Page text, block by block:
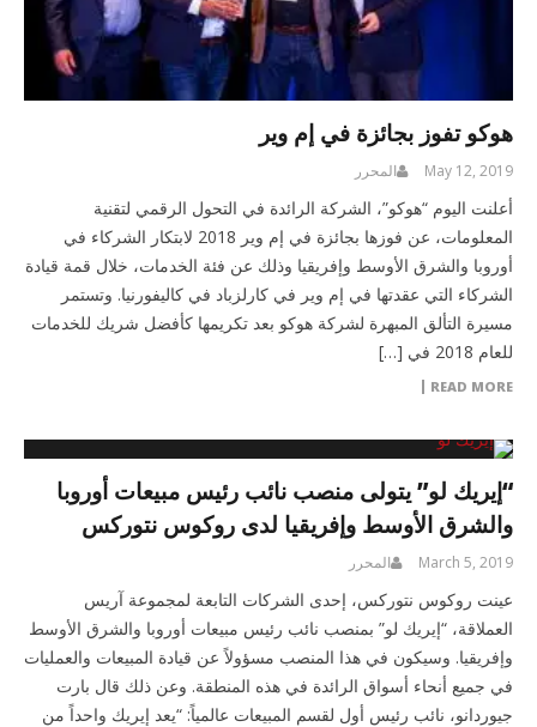
هوكو تفوز بجائزة في إم وير
May 12, 2019 المحرر
أعلنت اليوم “هوكو”، الشركة الرائدة في التحول الرقمي لتقنية
المعلومات، عن فوزها بجائزة في إم وير 2018 لابتكار الشركاء في
أوروبا والشرق الأوسط وإفريقيا وذلك عن فئة الخدمات، خلال قمة قيادة
الشركاء التي عقدتها في إم وير في كارلزباد في كاليفورنيا. وتستمر
مسيرة التألق المبهرة لشركة هوكو بعد تكريمها كأفضل شريك للخدمات
للعام 2018 في […]
READ MORE
“إيريك لو” يتولى منصب نائب رئيس مبيعات أوروبا
والشرق الأوسط وإفريقيا لدى روكوس نتوركس
March 5, 2019 المحرر
عينت روكوس نتوركس، إحدى الشركات التابعة لمجموعة آريس
العملاقة، “إيريك لو” بمنصب نائب رئيس مبيعات أوروبا والشرق الأوسط
وإفريقيا. وسيكون في هذا المنصب مسؤولاً عن قيادة المبيعات والعمليات
في جميع أنحاء أسواق الرائدة في هذه المنطقة. وعن ذلك قال بارت
جيوردانو، نائب رئيس أول لقسم المبيعات عالمياً: “يعد إيريك واحداً من